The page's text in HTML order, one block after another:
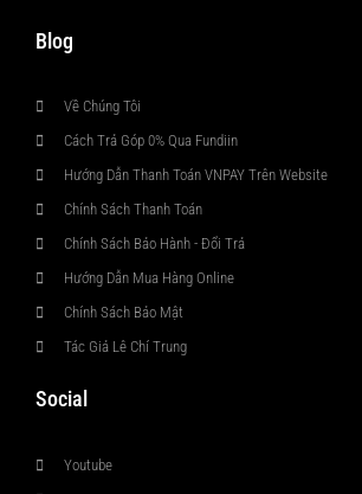
Blog
Về Chúng Tôi
Cách Trả Góp 0% Qua Fundiin
Hướng Dẫn Thanh Toán VNPAY Trên Website
Chính Sách Thanh Toán
Chính Sách Bảo Hành - Đổi Trả
Hướng Dẫn Mua Hàng Online
Chính Sách Bảo Mật
Tác Giả Lê Chí Trung
Social
Youtube